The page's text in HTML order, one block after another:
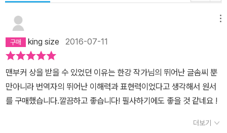
king size 2016-07-11
맨부커 상을 받을 수 있었던 이유는 한강 작가님의 뛰어난 글솜씨 뿐
만아니라 번역자의 뛰어난 이해력과 표현력이었다고 생각해서 원서
를 구매했습니다.깔끔하고 좋습니다! 필사하기에도 좋을 것 같네요 !
더보기